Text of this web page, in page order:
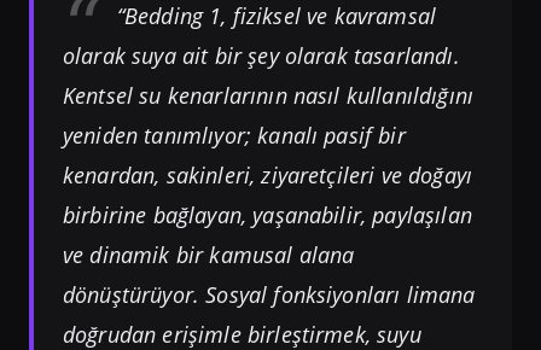
“Bedding 1, fiziksel ve kavramsal
olarak suya ait bir şey olarak tasarlandı.
Kentsel su kenarlarının nasıl kullanıldığını
yeniden tanımlıyor; kanalı pasif bir
kenardan, sakinleri, ziyaretçileri ve doğayı
birbirine bağlayan, yaşanabilir, paylaşılan
ve dinamik bir kamusal alana
dönüştürüyor. Sosyal fonksiyonları limana
doğrudan erişimle birleştirmek, suyu